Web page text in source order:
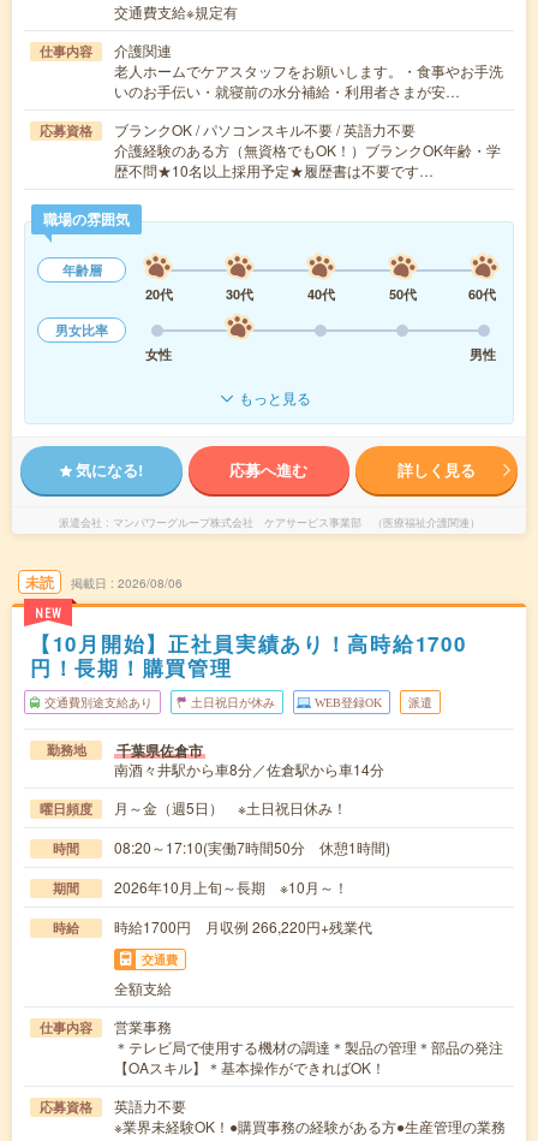
交通費支給※規定有
仕事内容
介護関連
老人ホームでケアスタッフをお願いします。・食事やお手洗
いのお手伝い・就寝前の水分補給・利用者さまが安…
応募資格
ブランクOK / パソコンスキル不要 / 英語力不要
介護経験のある方（無資格でもOK！）ブランクOK年齢・学
歴不問★10名以上採用予定★履歴書は不要です…
職場の雰囲気
年齢層
20代
30代 40代 50代
60代
男女比率
女性
男性
もっと見る
気になる! 応募へ進む 詳しく見る
派遣会社 マンパワーグループ株式会社 ケアサービス事業部 （医療福祉介護関連）
未読
NEW
掲載日 2026/08/06
【10月開始】正社員実績あり！高時給1700
円！長期！購買管理
交通費別途支給あり 土日祝日が休み WEB登録OK 派遣
勤務地 千葉県佐倉市
南酒々井駅から車8分／佐倉駅から車14分
曜日頻度 月～金（週5日） ※土日祝日休み！
時間 08:20～17:10(実働7時間50分 休憩1時間)
期間 2026年10月上旬～長期 ※10月～！
時給 時給1700円 月収例 266,220円+残業代
交通費
全額支給
仕事内容
営業事務
＊テレビ局で使用する機材の調達＊製品の管理＊部品の発注
【OAスキル】＊基本操作ができればOK！
応募資格
英語力不要
※業界未経験OK！●購買事務の経験がある方●生産管理の業務